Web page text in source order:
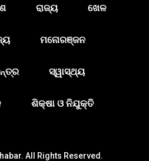
ରାଜ୍ୟ ଖେଳ
ମନୋରଞ୍ଜନ
ସ୍ୱାସ୍ଥ୍ୟ
ଶିକ୍ଷା ଓ ନିଯୁକ୍ତି
All Rights Reserved.